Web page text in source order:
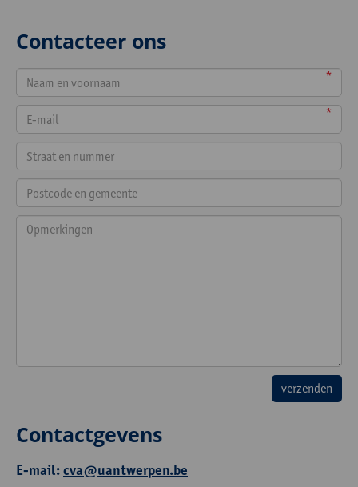
Contacteer ons
*
*
Contactgevens
E-mail:cva@uantwerpen.be